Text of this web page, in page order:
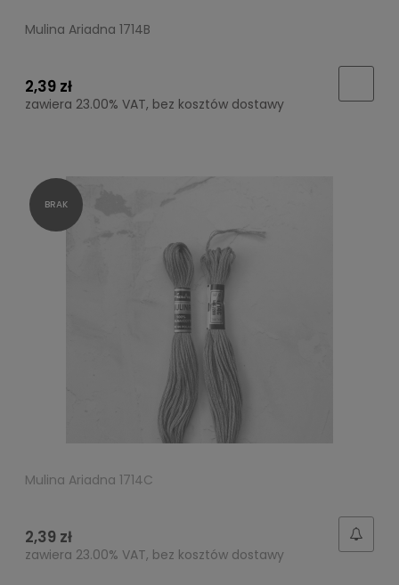
Mulina Ariadna 1714B
2,39 zł
zawiera 23.00% VAT, bez kosztów dostawy
Mulina Ariadna 1714C
2,39 zł
zawiera 23.00% VAT, bez kosztów dostawy